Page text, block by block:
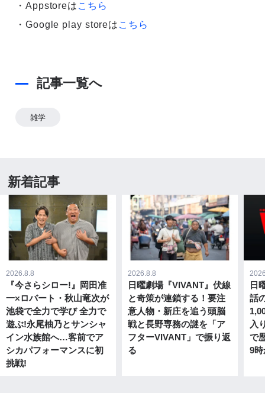
・Appstoreは こちら
・Google play storeは こちら
記事一覧へ
雑学
新着記事
『今さらシロー!』岡田准
一×ロバート・秋山竜次が
池袋で全力で学び 全力で
遊ぶ!永尾柚乃とサンシャ
イン水族館へ…客前でア
シカパフォーマンスに初
挑戦!
2026.8.8
日曜劇場『VIVANT』伏線
と奇策が連鎖する！要注
意人物・新庄を追う頭脳
戦と長野専務の謎を「ア
フターVIVANT」で振り返
る
2026.8.8
日
話
入
で
9